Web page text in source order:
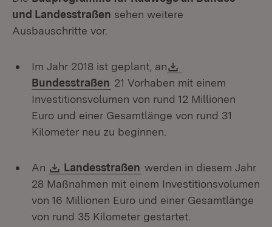
und Landesstraßen sehen weitere
Ausbauschritte vor.
Im Jahr 2018 ist geplant, an
Bundesstraßen (Öffnet in neuem Fenster)
21 Vorhaben mit einem
Investitionsvolumen von rund 12 Millionen
Euro und einer Gesamtlänge von rund 31
Kilometer neu zu beginnen.
An Download:
Landesstraßen (Öffnet in neuem Fenster)
werden in diesem Jahr
28 Maßnahmen mit einem Investitionsvolumen
von 16 Millionen Euro und einer Gesamtlänge
von rund 35 Kilometer gestartet.